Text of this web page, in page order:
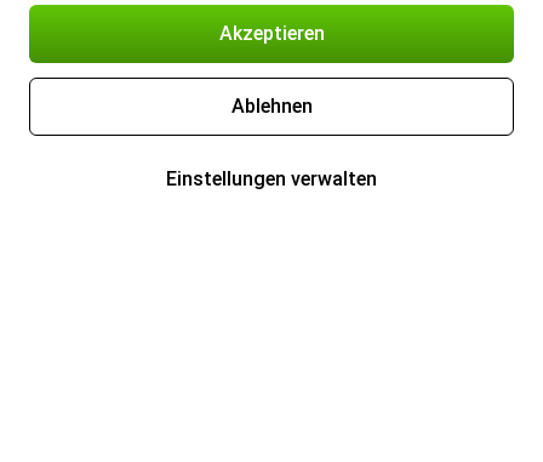
Akzeptieren
Ablehnen
Einstellungen verwalten